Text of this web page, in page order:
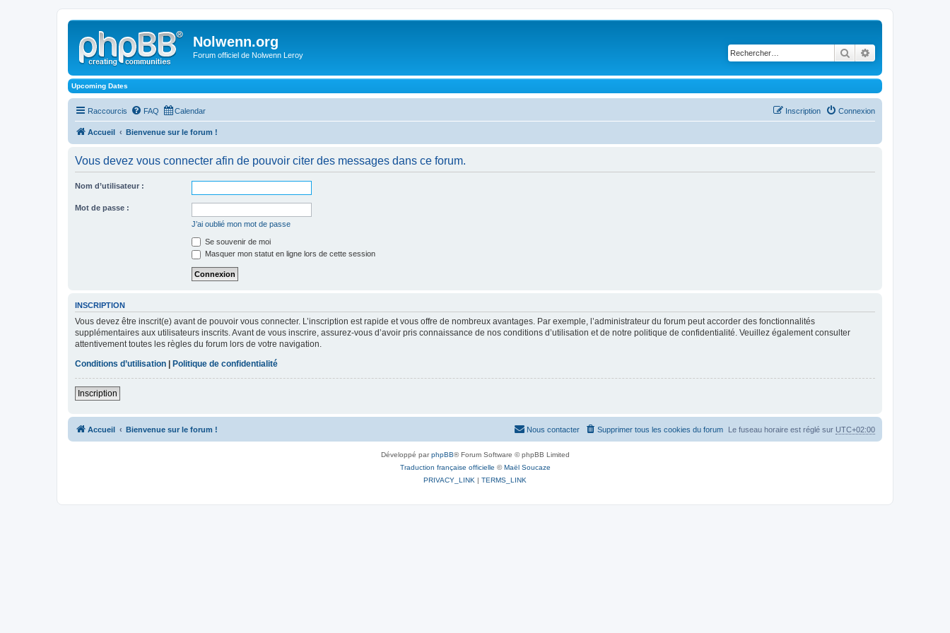
Nolwenn.org
Forum officiel de Nolwenn Leroy Rechercher
Upcoming Dates
Raccourcis FAQ Calendar Connexion
Inscription
Accueil Bienvenue sur le forum !
Vous devez vous connecter afin de pouvoir citer des messages dans ce forum.
Nom d’utilisateur :
Mot de passe :
J’ai oublié mon mot de passe
Se souvenir de moi
Masquer mon statut en ligne lors de cette session
INSCRIPTION
Vous devez être inscrit(e) avant de pouvoir vous connecter. L’inscription est rapide et vous offre de nombreux avantages. Par exemple, l’administrateur du forum peut accorder des fonctionnalités
supplémentaires aux utilisateurs inscrits. Avant de vous inscrire, assurez-vous d’avoir pris connaissance de nos conditions d’utilisation et de notre politique de confidentialité. Veuillez également consulter
attentivement toutes les règles du forum lors de votre navigation.
Conditions d’utilisation
Politique de confidentialité
Inscription
Accueil Bienvenue sur le forum ! Le fuseau horaire est réglé sur UTC+02:00
Supprimer tous les cookies du forum
Nous contacter
Développé parphpBB® Forum Software © phpBB Limited
Traduction française officielle ©Maël Soucaze
PRIVACY_LINK | TERMS_LINK